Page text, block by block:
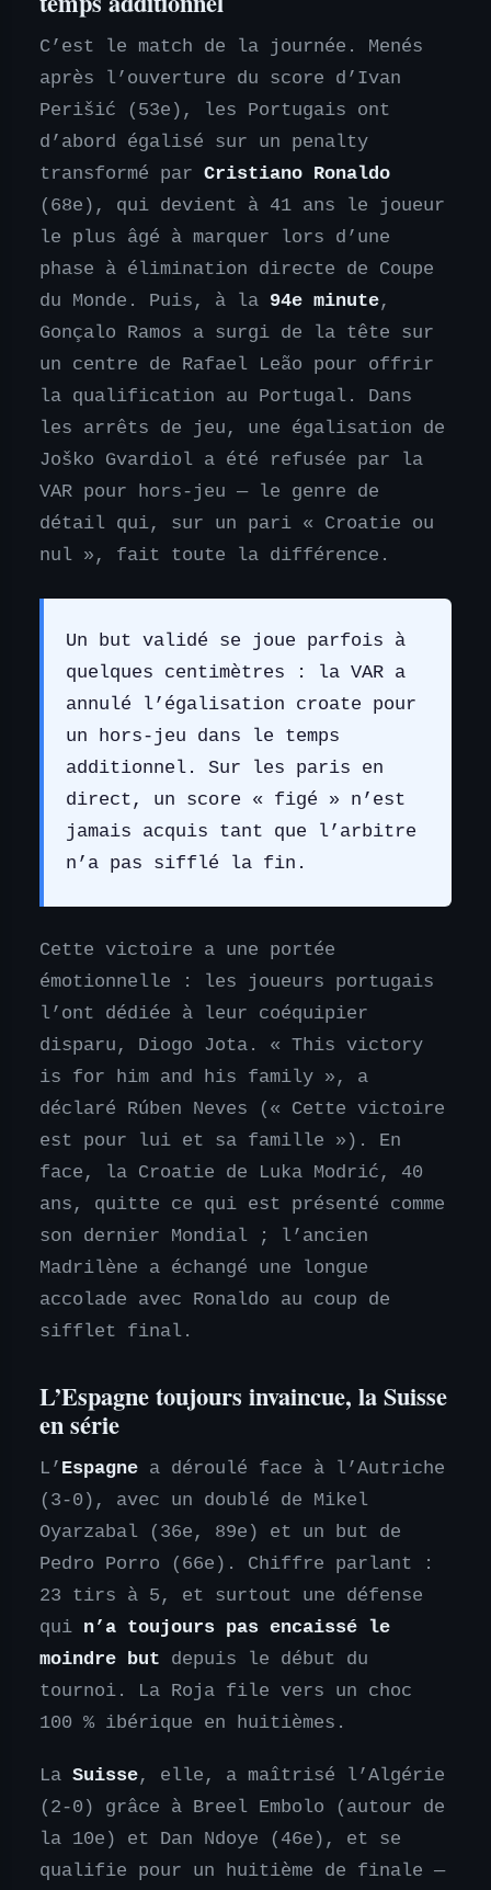
C’est le match de la journée. Menés
après l’ouverture du score d’Ivan
Perišić (53e), les Portugais ont
d’abord égalisé sur un penalty
transformé par Cristiano Ronaldo
(68e), qui devient à 41 ans le joueur
le plus âgé à marquer lors d’une
phase à élimination directe de Coupe
du Monde. Puis, à la 94e minute,
Gonçalo Ramos a surgi de la tête sur
un centre de Rafael Leão pour offrir
la qualification au Portugal. Dans
les arrêts de jeu, une égalisation de
Joško Gvardiol a été refusée par la
VAR pour hors-jeu — le genre de
détail qui, sur un pari « Croatie ou
nul », fait toute la différence.
Un but validé se joue parfois à
quelques centimètres : la VAR a
annulé l’égalisation croate pour
un hors-jeu dans le temps
additionnel. Sur les paris en
direct, un score « figé » n’est
jamais acquis tant que l’arbitre
n’a pas sifflé la fin.
Cette victoire a une portée
émotionnelle : les joueurs portugais
l’ont dédiée à leur coéquipier
disparu, Diogo Jota. « This victory
is for him and his family », a
déclaré Rúben Neves (« Cette victoire
est pour lui et sa famille »). En
face, la Croatie de Luka Modrić, 40
ans, quitte ce qui est présenté comme
son dernier Mondial ; l’ancien
Madrilène a échangé une longue
accolade avec Ronaldo au coup de
sifflet final.
L’Espagne toujours invaincue, la Suisse
en série
L’ Espagne a déroulé face à l’Autriche
(3-0), avec un doublé de Mikel
Oyarzabal (36e, 89e) et un but de
Pedro Porro (66e). Chiffre parlant :
23 tirs à 5, et surtout une défense
qui n’a toujours pas encaissé le
moindre but depuis le début du
tournoi. La Roja file vers un choc
100 % ibérique en huitièmes.
La Suisse, elle, a maîtrisé l’Algérie
(2-0) grâce à Breel Embolo (autour de
la 10e) et Dan Ndoye (46e), et se
qualifie pour un huitième de finale —